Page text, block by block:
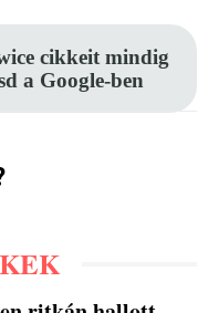
cikkeit mindig
a Google-ben